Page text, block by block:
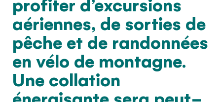
aériennes, de sorties de
pêche et de randonnées
en vélo de montagne.
Une collation